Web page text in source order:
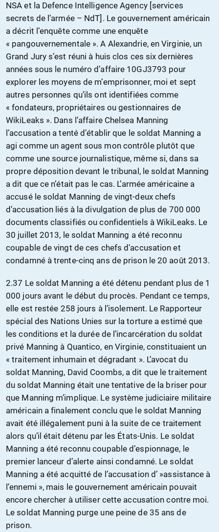
NSA et la Defence Intelligence Agency [services
secrets de l’armée – NdT]. Le gouvernement américain
a décrit l’enquête comme une enquête
« pangouvernementale ». A Alexandrie, en Virginie, un
Grand Jury s’est réuni à huis clos ces six dernières
années sous le numéro d’affaire 10GJ3793 pour
explorer les moyens de m’emprisonner, moi et sept
autres personnes qu’ils ont identifiées comme
« fondateurs, propriétaires ou gestionnaires de
WikiLeaks ». Dans l’affaire Chelsea Manning
l’accusation a tenté d’établir que le soldat Manning a
agi comme un agent sous mon contrôle plutôt que
comme une source journalistique, même si, dans sa
propre déposition devant le tribunal, le soldat Manning
a dit que ce n’était pas le cas. L’armée américaine a
accusé le soldat Manning de vingt-deux chefs
d’accusation liés à la divulgation de plus de 700 000
documents classifiés ou confidentiels à WikiLeaks. Le
30 juillet 2013, le soldat Manning a été reconnu
coupable de vingt de ces chefs d’accusation et
condamné à trente-cinq ans de prison le 20 août 2013.
2.37 Le soldat Manning a été détenu pendant plus de 1
000 jours avant le début du procès. Pendant ce temps,
elle est restée 258 jours à l’isolement. Le Rapporteur
spécial des Nations Unies sur la torture a estimé que
les conditions et la durée de l’incarcération du soldat
privé Manning à Quantico, en Virginie, constituaient un
« traitement inhumain et dégradant ». L’avocat du
soldat Manning, David Coombs, a dit que le traitement
du soldat Manning était une tentative de la briser pour
que Manning m’implique. Le système judiciaire militaire
américain a finalement conclu que le soldat Manning
avait été illégalement puni à la suite de ce traitement
alors qu’il était détenu par les États-Unis. Le soldat
Manning a été reconnu coupable d’espionnage, le
premier lanceur d’alerte ainsi condamné. Le soldat
Manning a été acquitté de l’accusation d’ »assistance à
l’ennemi », mais le gouvernement américain pouvait
encore chercher à utiliser cette accusation contre moi.
Le soldat Manning purge une peine de 35 ans de
prison.